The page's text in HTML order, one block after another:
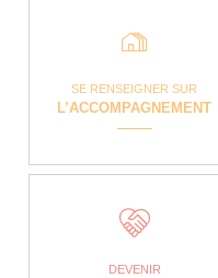
SE RENSEIGNER SUR
L’ACCOMPAGNEMENT
DEVENIR